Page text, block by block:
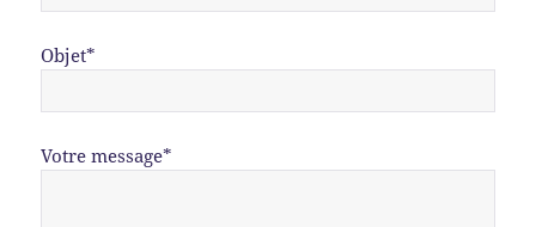
Objet*
Votre message*